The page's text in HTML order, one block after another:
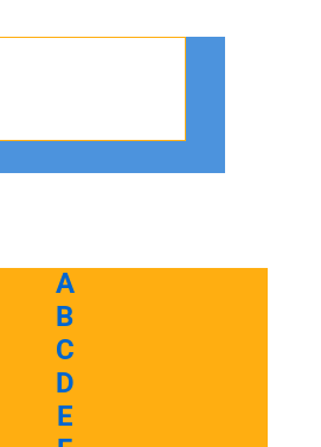
A
B
C
D
E